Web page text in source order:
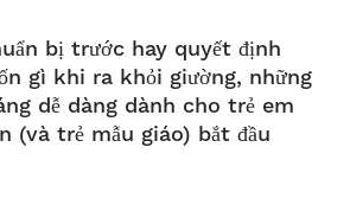
bị trước hay quyết định
gì khi ra khỏi giường, những
dễ dàng dành cho trẻ em
(và trẻ mẫu giáo) bắt đầu